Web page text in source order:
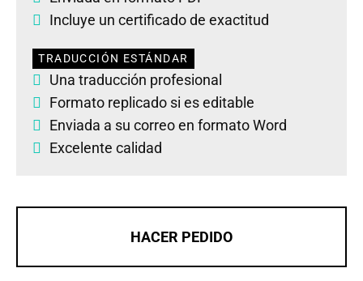
Incluye un certificado de exactitud
TRADUCCIÓN ESTÁNDAR
Una traducción profesional
Formato replicado si es editable
Enviada a su correo en formato Word
Excelente calidad
HACER PEDIDO